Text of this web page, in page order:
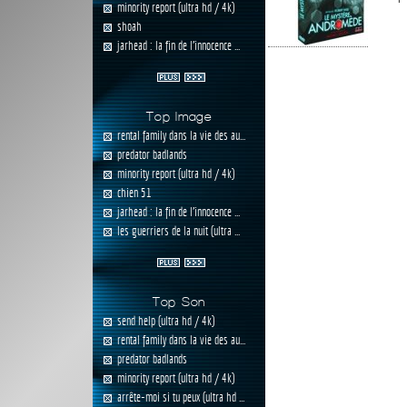
minority report (ultra hd / 4k)
shoah
jarhead : la fin de l'innocence ...
Top Image
rental family dans la vie des au...
predator badlands
minority report (ultra hd / 4k)
chien 51
jarhead : la fin de l'innocence ...
les guerriers de la nuit (ultra ...
Top Son
send help (ultra hd / 4k)
rental family dans la vie des au...
predator badlands
minority report (ultra hd / 4k)
arrête-moi si tu peux (ultra hd ...